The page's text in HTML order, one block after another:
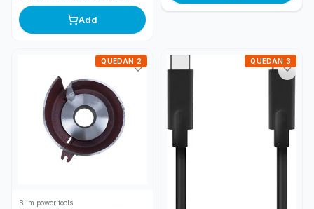
Add
Blim power tools
QUEDAN 2 QUEDAN 3